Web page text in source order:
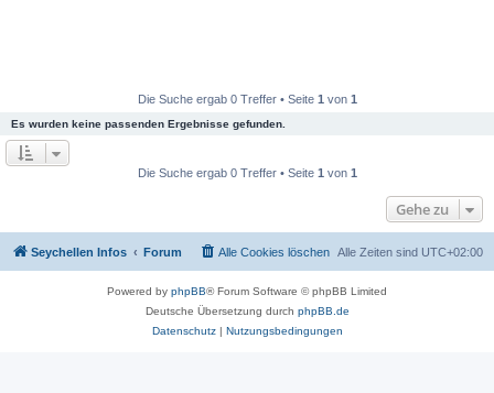
Die Suche ergab 0 Treffer • Seite 1 von 1
Es wurden keine passenden Ergebnisse gefunden.
Die Suche ergab 0 Treffer • Seite 1 von 1
Gehe zu
Seychellen Infos Forum Alle Zeiten sind UTC+02:00
Alle Cookies löschen
Powered by phpBB® Forum Software © phpBB Limited
Deutsche Übersetzung durch phpBB.de
Datenschutz| Nutzungsbedingungen